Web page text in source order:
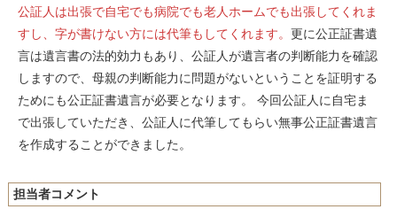
公証人は出張で自宅でも病院でも老人ホームでも出張してくれま
すし、字が書けない方には代筆もしてくれます。 更に公正証書遺
言は遺言書の法的効力もあり、公証人が遺言者の判断能力を確認
しますので、母親の判断能力に問題がないということを証明する
ためにも公正証書遺言が必要となります。 今回公証人に自宅ま
で出張していただき、公証人に代筆してもらい無事公正証書遺言
を作成することができました。
担当者コメント